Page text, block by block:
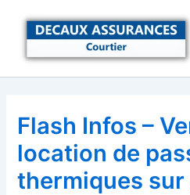
Flash Infos –
location de
thermiques